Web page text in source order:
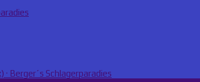
Berger´s Schlagerparadies